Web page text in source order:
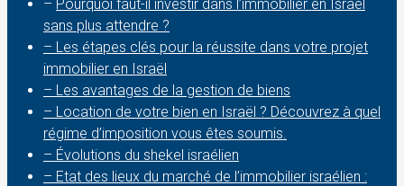
– Pourquoi faut-il investir dans l’immobilier en Israël
sans plus attendre ?
– Les étapes clés pour la réussite dans votre projet
immobilier en Israël
– Les avantages de la gestion de biens
– Location de votre bien en Israël ? Découvrez à quel
régime d’imposition vous êtes soumis.
– Évolutions du shekel israélien
– Etat des lieux du marché de l’immobilier israélien :